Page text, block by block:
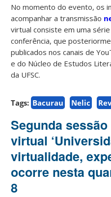
No momento do evento, os
acompanhar a transmissão
virtual consiste em uma
conferência, que
publicados nos canais de
e do Núcleo de Estudos
da UFSC.
Tags: Bacurau Nelic
Segunda
virtual
virtualidade,
ocorre nesta
8